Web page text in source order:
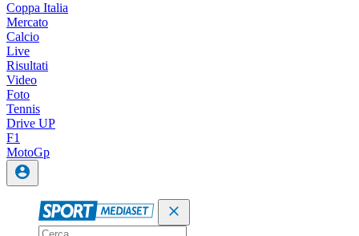
Coppa Italia
Mercato
Calcio
Live
Risultati
Video
Foto
Tennis
Drive UP
F1
MotoGp